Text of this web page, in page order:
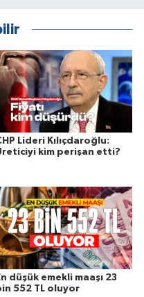
Lideri Kılıçdaroğlu:
kim perişan etti?
düşük emekli maaşı 23
552 TL oluyor